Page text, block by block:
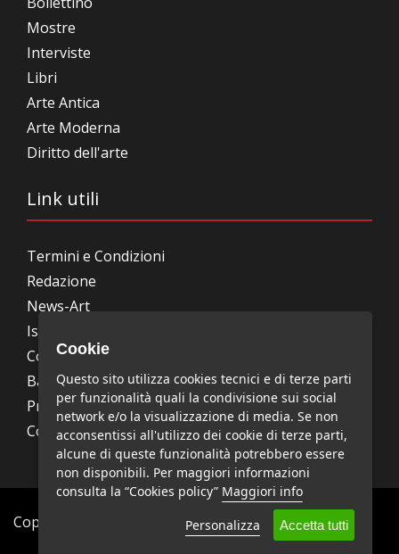
Mostre
Interviste
Libri
Arte Antica
Arte Moderna
Diritto dell'arte
Link utili
Termini e Condizioni
Redazione
News-Art
Iscrizione alla newsletter
Collabora con noi
Bandi, concorsi, premi
Privacy Policy
Cookie Policy
Copyright © News-Art - Tutti i diritti riservati.
Cookie
Questo sito utilizza cookies tecnici e di terze parti
per funzionalità quali la condivisione sui social
network e/o la visualizzazione di media. Se non
acconsentissi all'utilizzo dei cookie di terze parti,
alcune di queste funzionalità potrebbero essere
non disponibili. Per maggiori informazioni
consulta la “Cookies policy” Maggiori info
Personalizza
Accetta tutti